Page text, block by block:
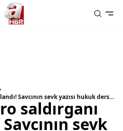
Bıçaklı metro saldırganı tutuklandı! Savcının sevk yazısı hukuk dersi oldu
saldırganı
sevk